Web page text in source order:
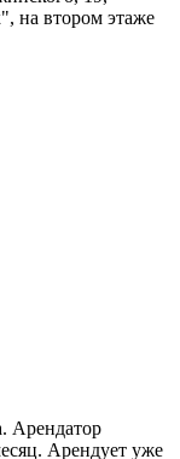
на втором этаже
Арендатор
Арендует уже